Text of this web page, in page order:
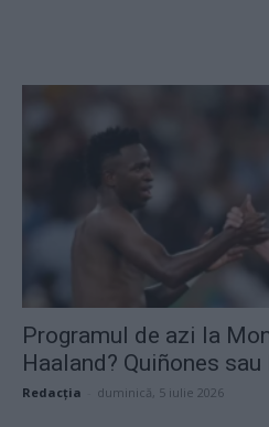
Programul de azi la
Haaland? Quiñones sau
Redacţia duminică, 5 iulie 2026